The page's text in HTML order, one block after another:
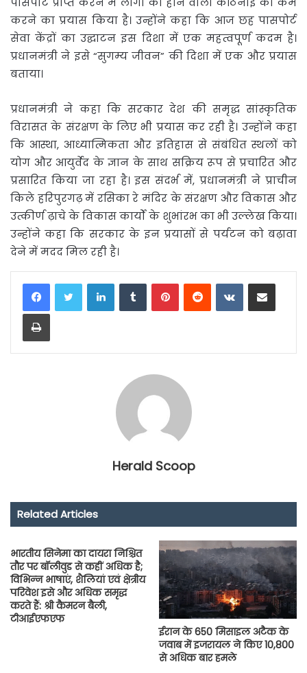
करने का प्रयास किया है। उन्होंने कहा कि आज छह पासपोर्ट
सेवा केंद्रों का उद्घाटन इस दिशा में एक महत्वपूर्ण कदम है।
प्रधानमंत्री ने इसे “सुगम्य जीवन” की दिशा में एक और प्रयास
बताया।
प्रधानमंत्री ने कहा कि सरकार देश की समृद्ध सांस्कृतिक
विरासत के संरक्षण के लिए भी प्रयास कर रही है। उन्होंने कहा
कि आस्था, आध्यात्मिकता और इतिहास से संबंधित स्थलों को
योग और आयुर्वेद के ज्ञान के साथ सक्रिय रूप से प्रचारित और
प्रसारित किया जा रहा है। इस संदर्भ में, प्रधानमंत्री ने प्राचीन
किले हरिपुरगढ़ में रसिका रे मंदिर के संरक्षण और विकास और
उत्कीर्ण ढ़ाचे के विकास कार्यों के शुभांरभ का भी उल्लेख किया।
उन्होंने कहा कि सरकार के इन प्रयासों से पर्यटन को बढ़ावा
देने में मदद मिल रही है।
LinkedInTumblrPinterestReddit VKontakteShare via Email
Print
Herald Scoop
Related Articles
भारतीय सिनेमा का दायरा निश्चित
तौर पर बॉलीवुड से कहीं अधिक है;
विभिन्‍न भाषाएं, शैलियां एवं क्षेत्रीय
परिवेश इसे और अधिक समृद्ध
करते हैं: श्री कैमरन बैली,
टीआईएफएफ
ईरान के 650 मिसाइल अटैक के
जवाब में इजरायल ने किए 10,800
से अधिक बार हमले